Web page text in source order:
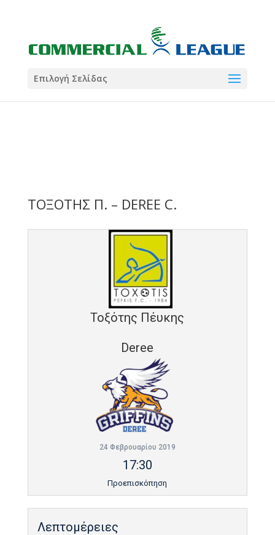
Coral
Σωματείο ΣΟΛ
Coral
5
Επιλογή Σελίδας
ΤΟΞΟΤΗΣ Π. – DEREE C.
Τοξότης Πέυκης
Deree
24 Φεβρουαρίου 2019
17:30
Προεπισκόπηση
Λεπτομέρειες